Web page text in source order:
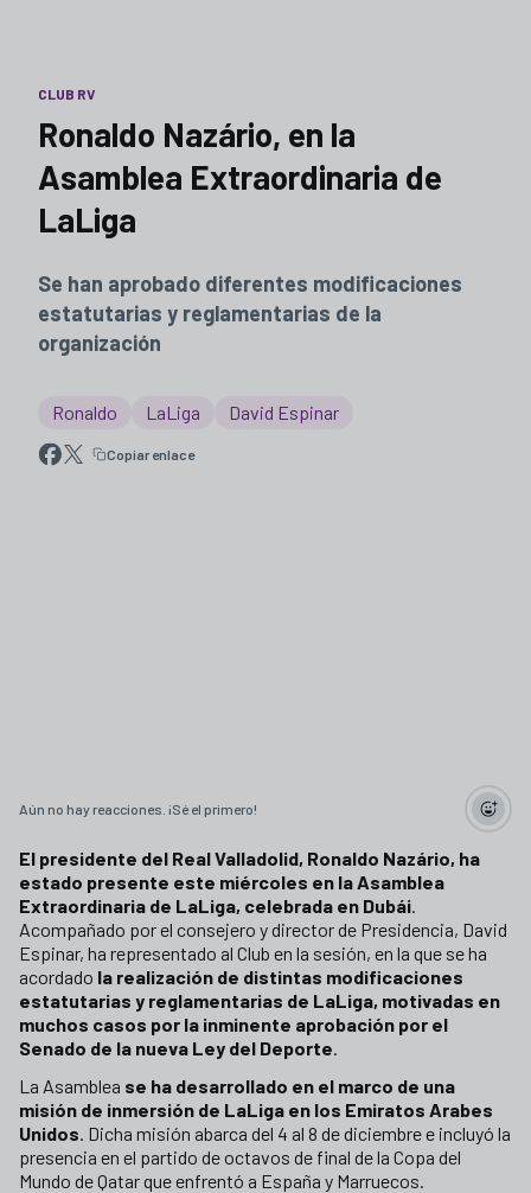
CLUB RV
Ronaldo Nazário, en la
Asamblea Extraordinaria de
LaLiga
Se han aprobado diferentes modificaciones
estatutarias y reglamentarias de la
organización
Ronaldo LaLiga David Espinar
Copiar enlace
Aún no hay reacciones. ¡Sé el primero!
El presidente del Real Valladolid, Ronaldo Nazário, ha
estado presente este miércoles en la Asamblea
Extraordinaria de LaLiga, celebrada en Dubái.
Acompañado por el consejero y director de Presidencia, David
Espinar, ha representado al Club en la sesión, en la que se ha
acordado la realización de distintas modificaciones
estatutarias y reglamentarias de LaLiga, motivadas en
muchos casos por la inminente aprobación por el
Senado de la nueva Ley del Deporte.
La Asamblea se ha desarrollado en el marco de una
misión de inmersión de LaLiga en los Emiratos Arabes
Unidos. Dicha misión abarca del 4 al 8 de diciembre e incluyó la
presencia en el partido de octavos de final de la Copa del
Mundo de Qatar que enfrentó a España y Marruecos.